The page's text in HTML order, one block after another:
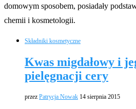
domowym sposobem, posiadały
chemii i kosmetologii.
Składniki kosmetyczne
Kwas migdałowy i
pielęgnacji cery
przez Patrycja Nowak 14 sierpnia 2015